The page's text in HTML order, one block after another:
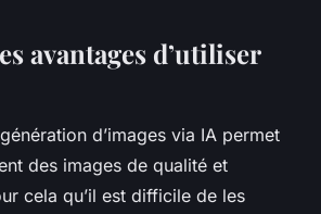
avantages d’utiliser
génération d’images via IA permet
des images de qualité et
cela qu’il est difficile de les